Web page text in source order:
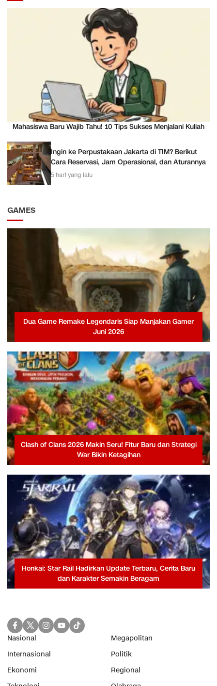
Mahasiswa Baru Wajib Tahu! 10 Tips Sukses Menjalani Kuliah
Ingin ke Perpustakaan Jakarta di TIM? Berikut
Cara Reservasi, Jam Operasional, dan Aturannya
5 hari yang lalu
GAMES
Dua Game Remake Legendaris Siap Manjakan Gamer
Juni 2026
Clash of Clans 2026 Makin Seru! Fitur Baru dan Strategi
War Bikin Ketagihan
Honkai: Star Rail Hadirkan Update Terbaru, Cerita Baru
dan Karakter Semakin Beragam
Nasional
Megapolitan
Internasional
Politik
Ekonomi
Regional